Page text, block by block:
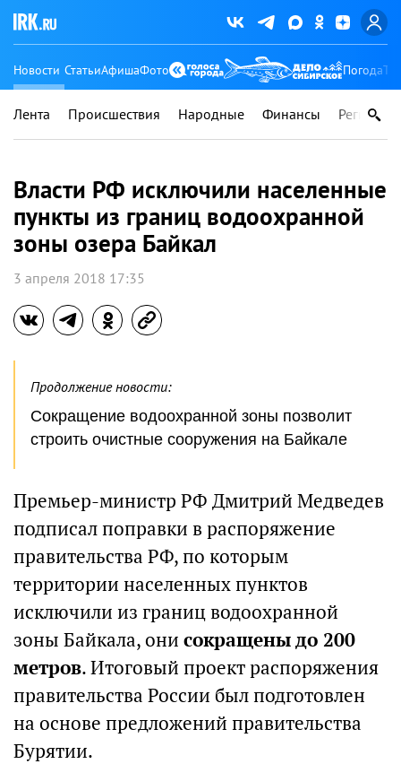
Новости СтатьиАфишаФото Погода
Лента Происшествия Народные Финансы Регионы
Власти РФ исключили населенные
пункты из границ водоохранной
зоны озера Байкал
3 апреля 2018 17:35
Продолжение новости:
Сокращение водоохранной зоны позволит
строить очистные сооружения на Байкале
Премьер-министр РФ Дмитрий Медведев
подписал поправки в распоряжение
правительства РФ, по которым
территории населенных пунктов
исключили из границ водоохранной
зоны Байкала, они сокращены до 200
метров. Итоговый проект распоряжения
правительства России был подготовлен
на основе предложений правительства
Бурятии.